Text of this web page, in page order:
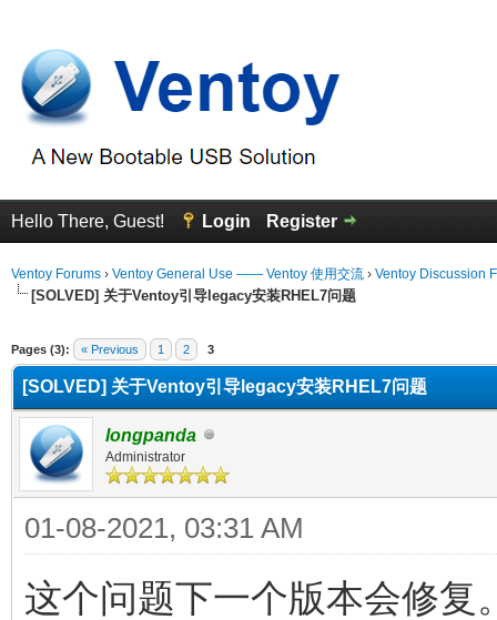
Hello There, Guest! Login Register
Ventoy Forums › Ventoy General Use —— Ventoy 使用交流 › Ventoy Discussion
[SOLVED] 关于Ventoy引导legacy安装RHEL7问题
Pages (3): « Previous 1 2 3
[SOLVED] 关于Ventoy引导legacy安装RHEL7问题
longpanda
Administrator
01-08-2021, 03:31 AM
这个问题下一个版本会修复